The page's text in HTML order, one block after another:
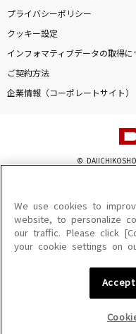
プライバシーポリシー
クッキー設定
インフォマティブデータの取得に
ご契約方法
企業情報（コーポレートサイト）
©
このサイトに掲載されている一切
を問わず、著作権法の定める範囲
を禁じます。
楽曲及びコンテンツは、機種によ
楽曲及びコンテンツの配信日、配信
We use cookies to
website, to personalize
our traffic. Please click
your cookie settings on